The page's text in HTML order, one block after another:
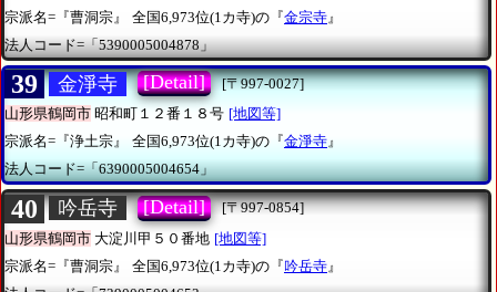
宗派名=『曹洞宗』
全国6,973位(1カ寺)の『金宗寺 』
法人コード=「5390005004878」
39 金淨寺 [Detail]
[〒997-0027]
山形県鶴岡市 昭和町１２番１８号 [地図等]
宗派名=『浄土宗』
全国6,973位(1カ寺)の『金淨寺』
法人コード=「6390005004654」
40 吟岳寺 [Detail]
[〒997-0854]
山形県鶴岡市 大淀川甲５０番地 [地図等]
宗派名=『曹洞宗』
全国6,973位(1カ寺)の『吟岳寺 』